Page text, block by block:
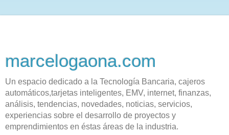
marcelogaona.com
Un espacio dedicado a la Tecnología Bancaria, cajeros
automáticos,tarjetas inteligentes, EMV, internet, finanzas,
análisis, tendencias, novedades, noticias, servicios,
experiencias sobre el desarrollo de proyectos y
emprendimientos en éstas áreas de la industria.